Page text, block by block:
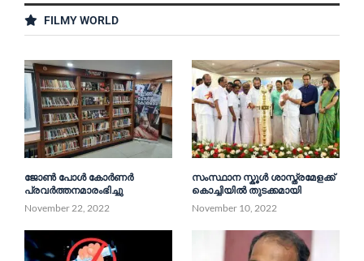
FILMY WORLD
ജോൺ പോൾ കോർണർ
പ്രവർത്തനമാരംഭിച്ചു
November 22, 2022
സംസ്ഥാന സ്കൂൾ ശാസ്ത്രമേളക്ക്
കൊച്ചിയിൽ തുടക്കമായി
November 10, 2022